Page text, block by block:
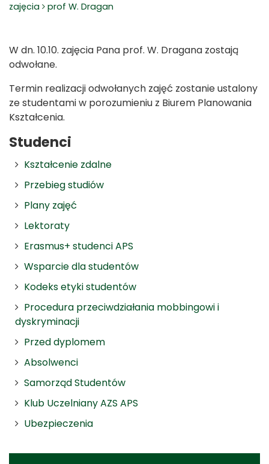
zajęcia
prof W. Dragan
Studenci
Kształcenie zdalne
Przebieg studiów
Plany zajęć
Lektoraty
Erasmus+ studenci APS
Wsparcie dla studentów
Kodeks etyki studentów
Procedura przeciwdziałania mobbingowi i
dyskryminacji
Przed dyplomem
Absolwenci
Samorząd Studentów
Klub Uczelniany AZS APS
Ubezpieczenia
W dn. 10.10. zajęcia Pana prof. W. Dragana zostają
odwołane.
Termin realizacji odwołanych zajęć zostanie ustalony
ze studentami w porozumieniu z Biurem Planowania
Kształcenia.